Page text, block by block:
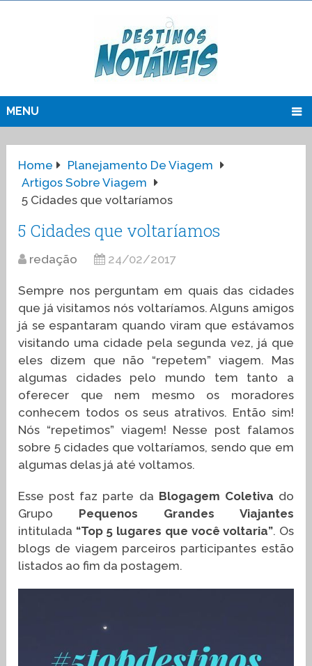
MENU
Home
Planejamento De Viagem
Artigos Sobre Viagem
5 Cidades que voltaríamos
5 Cidades que voltaríamos
redação 24/02/2017
Sempre nos perguntam em quais das cidades
que já visitamos nós voltaríamos. Alguns amigos
já se espantaram quando viram que estávamos
visitando uma cidade pela segunda vez, já que
eles dizem que não “repetem” viagem. Mas
algumas cidades pelo mundo tem tanto a
oferecer que nem mesmo os moradores
conhecem todos os seus atrativos. Então sim!
Nós “repetimos” viagem! Nesse post falamos
sobre 5 cidades que voltaríamos, sendo que em
algumas delas já até voltamos.
Esse post faz parte da Blogagem Coletiva do
Grupo Pequenos Grandes Viajantes
intitulada “Top 5 lugares que você voltaria”. Os
blogs de viagem parceiros participantes estão
listados ao fim da postagem.